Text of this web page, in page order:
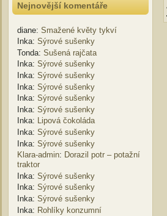
Nejnovější komentáře
diane: Smažené květy tykví
Inka: Sýrové sušenky
Tonda: Sušená rajčata
Inka: Sýrové sušenky
Inka: Sýrové sušenky
Inka: Sýrové sušenky
Inka: Sýrové sušenky
Inka: Sýrové sušenky
Inka: Lipová čokoláda
Inka: Sýrové sušenky
Inka: Sýrové sušenky
Klara-admin: Dorazil potr – potažní
traktor
Inka: Sýrové sušenky
Inka: Sýrové sušenky
Inka: Sýrové sušenky
Inka: Rohlíky konzumní